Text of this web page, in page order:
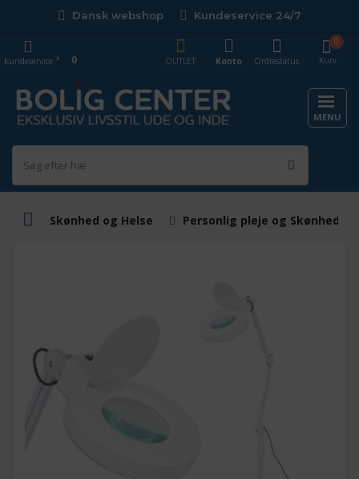
Dansk webshop Kundeservice 24/7
Kurv
0
OUTLET
Konto Ordrestatus
Kundeservice 0
MENU
Skønhed og Helse Personlig pleje og Skønhed